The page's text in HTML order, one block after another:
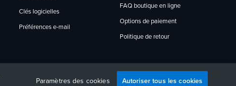
Clés logicielles
Préférences e-mail
FAQ boutique en ligne
Options de paiement
Politique de retour
EnglishDeutsch FrançaisEspañol日本語Português
Paramètres des cookies Autoriser tous les cookies